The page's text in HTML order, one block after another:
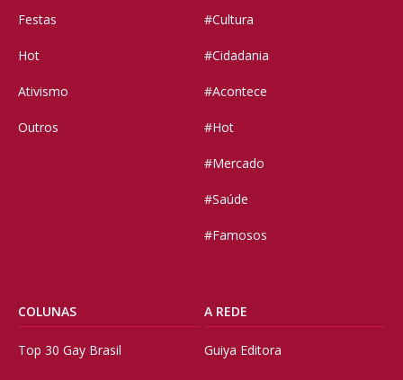
Festas
Hot
Ativismo
Outros
#Cultura
#Cidadania
#Acontece
#Hot
#Mercado
#Saúde
#Famosos
COLUNAS
Top 30 Gay Brasil
A REDE
Guiya Editora